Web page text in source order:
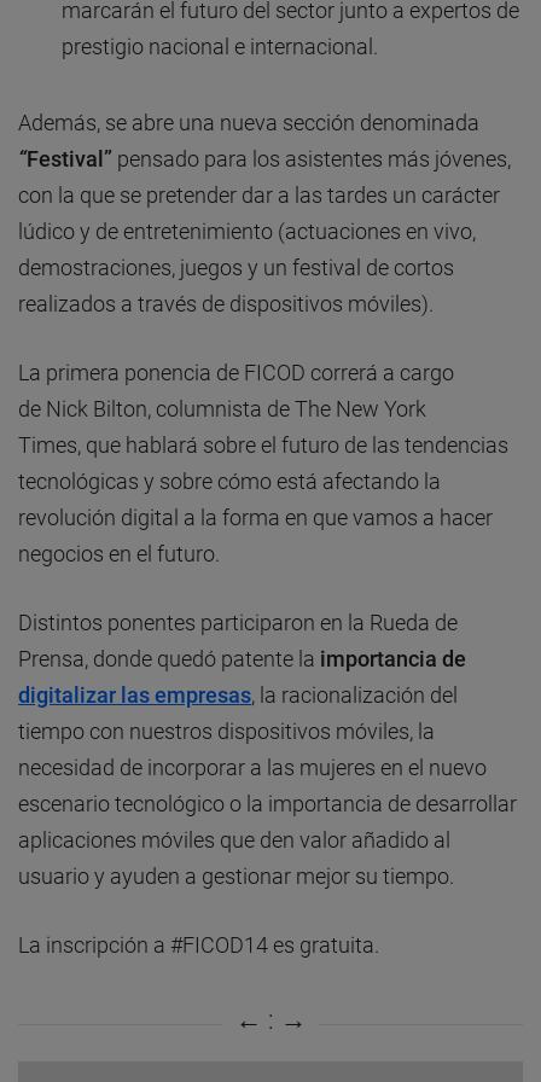
marcarán el futuro del sector junto a expertos de
prestigio nacional e internacional.
Además, se abre una nueva sección denominada
“Festival” pensado para los asistentes más jóvenes,
con la que se pretender dar a las tardes un carácter
lúdico y de entretenimiento (actuaciones en vivo,
demostraciones, juegos y un festival de cortos
realizados a través de dispositivos móviles).
La primera ponencia de FICOD correrá a cargo
de Nick Bilton, columnista de The New York
Times, que hablará sobre el futuro de las tendencias
tecnológicas y sobre cómo está afectando la
revolución digital a la forma en que vamos a hacer
negocios en el futuro.
Distintos ponentes participaron en la Rueda de
Prensa, donde quedó patente la importancia de
digitalizar las empresas, la racionalización del
tiempo con nuestros dispositivos móviles, la
necesidad de incorporar a las mujeres en el nuevo
escenario tecnológico o la importancia de desarrollar
aplicaciones móviles que den valor añadido al
usuario y ayuden a gestionar mejor su tiempo.
La inscripción a #FICOD14 es gratuita.